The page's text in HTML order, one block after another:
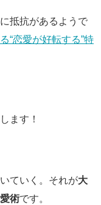
抵抗があるようで
“恋愛が好転する”特
ます！
ていく。それが大
術です。